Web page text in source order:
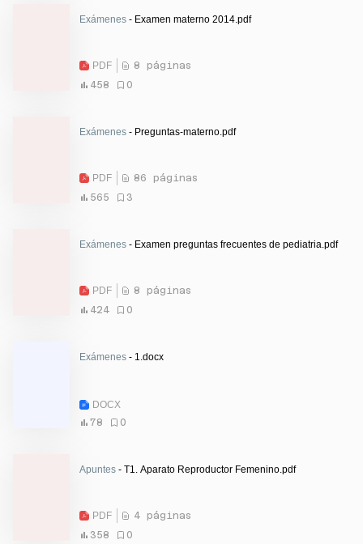
Exámenes - Examen materno 2014.pdf
PDF
8 páginas
458
0
Exámenes - Preguntas-materno.pdf
PDF
86 páginas
565
3
Exámenes - Examen preguntas frecuentes de pediatria.pdf
PDF
8 páginas
424
0
Exámenes - 1.docx
DOCX
78
0
Apuntes - T1. Aparato Reproductor Femenino.pdf
PDF
4 páginas
358
0